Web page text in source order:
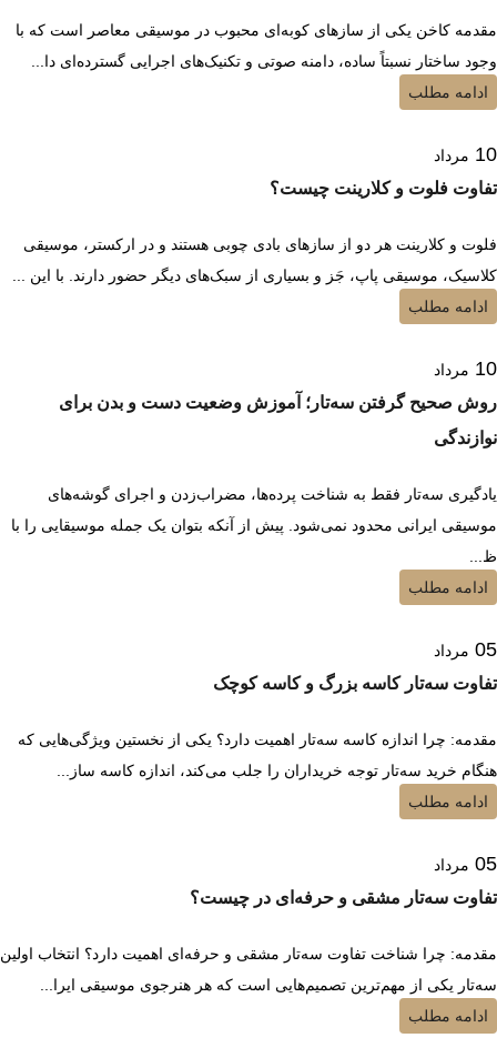
مقدمه کاخن یکی از سازهای کوبه‌ای محبوب در موسیقی معاصر است که با
وجود ساختار نسبتاً ساده، دامنه صوتی و تکنیک‌های اجرایی گسترده‌ای دا...
ادامه مطلب
10 مرداد
تفاوت فلوت و کلارینت چیست؟
فلوت و کلارینت هر دو از سازهای بادی چوبی هستند و در ارکستر، موسیقی
کلاسیک، موسیقی پاپ، جَز و بسیاری از سبک‌های دیگر حضور دارند. با این ...
ادامه مطلب
10 مرداد
روش صحیح گرفتن سه‌تار؛ آموزش وضعیت دست و بدن برای
نوازندگی
یادگیری سه‌تار فقط به شناخت پرده‌ها، مضراب‌زدن و اجرای گوشه‌های
موسیقی ایرانی محدود نمی‌شود. پیش از آنکه بتوان یک جمله موسیقایی را با
ظ...
ادامه مطلب
05 مرداد
تفاوت سه‌تار کاسه بزرگ و کاسه کوچک
مقدمه: چرا اندازه کاسه سه‌تار اهمیت دارد؟ یکی از نخستین ویژگی‌هایی که
هنگام خرید سه‌تار توجه خریداران را جلب می‌کند، اندازه کاسه ساز...
ادامه مطلب
05 مرداد
تفاوت سه‌تار مشقی و حرفه‌ای در چیست؟
مقدمه: چرا شناخت تفاوت سه‌تار مشقی و حرفه‌ای اهمیت دارد؟ انتخاب اولین
سه‌تار یکی از مهم‌ترین تصمیم‌هایی است که هر هنرجوی موسیقی ایرا...
ادامه مطلب